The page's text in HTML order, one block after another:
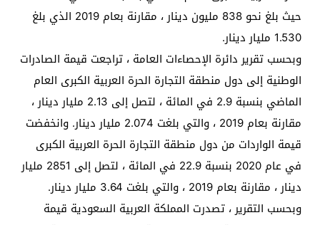
حيث بلغ نحو 838 مليون دينار ، مقارنة بعام 2019 الذي بلغ
1.530 مليار دينار.
وبحسب تقرير دائرة الإحصاءات العامة ، تراجعت قيمة الصادرات
الوطنية إلى دول منطقة التجارة الحرة العربية الكبرى العام
الماضي بنسبة 2.9 في المائة ، لتصل إلى 2.13 مليار دينار ،
مقارنة بعام 2019 ، والتي بلغت 2.074 مليار دينار. وانخفضت
قيمة الواردات من دول منطقة التجارة الحرة العربية الكبرى
في عام 2020 بنسبة 22.9 في المائة ، لتصل إلى 2851 مليار
دينار ، مقارنة بعام 2019 ، والتي بلغت 3.64 مليار دينار.
وبحسب التقرير ، تصدرت المملكة العربية السعودية قيمة